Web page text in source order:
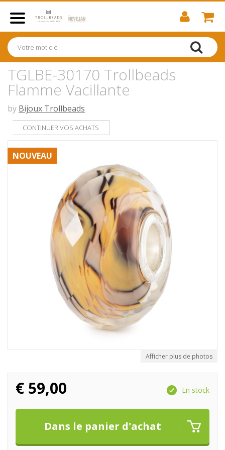
TGLBE-30170 Trollbeads
Flamme Vacillante
by Bijoux Trollbeads
CONTINUER VOS ACHATS
Afficher plus de photos
NOUVEAU
€ 59,00 En stock